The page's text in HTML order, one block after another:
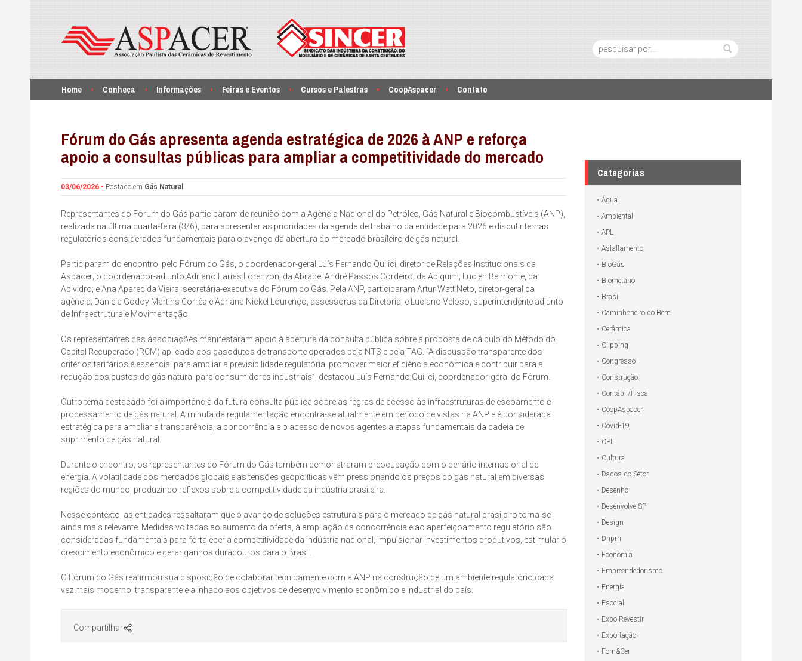
Home Conheça Informações Feiras e Eventos Cursos e Palestras CoopAspacer Contato
Pesquisa:
Fórum do Gás apresenta agenda estratégica de 2026 à ANP e reforça
apoio a consultas públicas para ampliar a competitividade do mercado
03/06/2026 - Postado em Gás Natural
Representantes do Fórum do Gás participaram de reunião com a Agência Nacional do Petróleo, Gás Natural e Biocombustíveis (ANP),
realizada na última quarta-feira (3/6), para apresentar as prioridades da agenda de trabalho da entidade para 2026 e discutir temas
regulatórios considerados fundamentais para o avanço da abertura do mercado brasileiro de gás natural.
Participaram do encontro, pelo Fórum do Gás, o coordenador-geral Luís Fernando Quilici, diretor de Relações Institucionais da
Aspacer; o coordenador-adjunto Adriano Farias Lorenzon, da Abrace; André Passos Cordeiro, da Abiquim; Lucien Belmonte, da
Abividro; e Ana Aparecida Vieira, secretária-executiva do Fórum do Gás. Pela ANP, participaram Artur Watt Neto, diretor-geral da
agência; Daniela Godoy Martins Corrêa e Adriana Nickel Lourenço, assessoras da Diretoria; e Luciano Veloso, superintendente adjunto
de Infraestrutura e Movimentação.
Os representantes das associações manifestaram apoio à abertura da consulta pública sobre a proposta de cálculo do Método do
Capital Recuperado (RCM) aplicado aos gasodutos de transporte operados pela NTS e pela TAG. “A discussão transparente dos
critérios tarifários é essencial para ampliar a previsibilidade regulatória, promover maior eficiência econômica e contribuir para a
redução dos custos do gás natural para consumidores industriais”, destacou Luís Fernando Quilici, coordenador-geral do Fórum.
Outro tema destacado foi a importância da futura consulta pública sobre as regras de acesso às infraestruturas de escoamento e
processamento de gás natural. A minuta da regulamentação encontra-se atualmente em período de vistas na ANP e é considerada
estratégica para ampliar a transparência, a concorrência e o acesso de novos agentes a etapas fundamentais da cadeia de
suprimento de gás natural.
Durante o encontro, os representantes do Fórum do Gás também demonstraram preocupação com o cenário internacional de
energia. A volatilidade dos mercados globais e as tensões geopolíticas vêm pressionando os preços do gás natural em diversas
regiões do mundo, produzindo reflexos sobre a competitividade da indústria brasileira.
Nesse contexto, as entidades ressaltaram que o avanço de soluções estruturais para o mercado de gás natural brasileiro torna-se
ainda mais relevante. Medidas voltadas ao aumento da oferta, à ampliação da concorrência e ao aperfeiçoamento regulatório são
consideradas fundamentais para fortalecer a competitividade da indústria nacional, impulsionar investimentos produtivos, estimular o
crescimento econômico e gerar ganhos duradouros para o Brasil.
O Fórum do Gás reafirmou sua disposição de colaborar tecnicamente com a ANP na construção de um ambiente regulatório cada
vez mais moderno, transparente e alinhado aos objetivos de desenvolvimento econômico e industrial do país.
Compartilhar
Categorias
Água
Ambiental
APL
Asfaltamento
BioGás
Biometano
Brasil
Caminhoneiro do Bem
Cerâmica
Clipping
Congresso
Construção
Contábil/Fiscal
CoopAspacer
Covid-19
CPL
Cultura
Dados do Setor
Desenho
Desenvolve SP
Design
Dnpm
Economia
Empreendedorismo
Energia
Esocial
Expo Revestir
Exportação
Forn&Cer